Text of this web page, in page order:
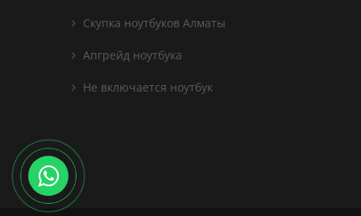
Скупка ноутбуков Алматы
Апгрейд ноутбука
Не включается ноутбук